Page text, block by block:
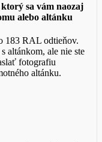
sa vám naozaj
alebo altánku
183 RAL odtieňov.
altánkom, ale nie ste
fotografiu
altánku.